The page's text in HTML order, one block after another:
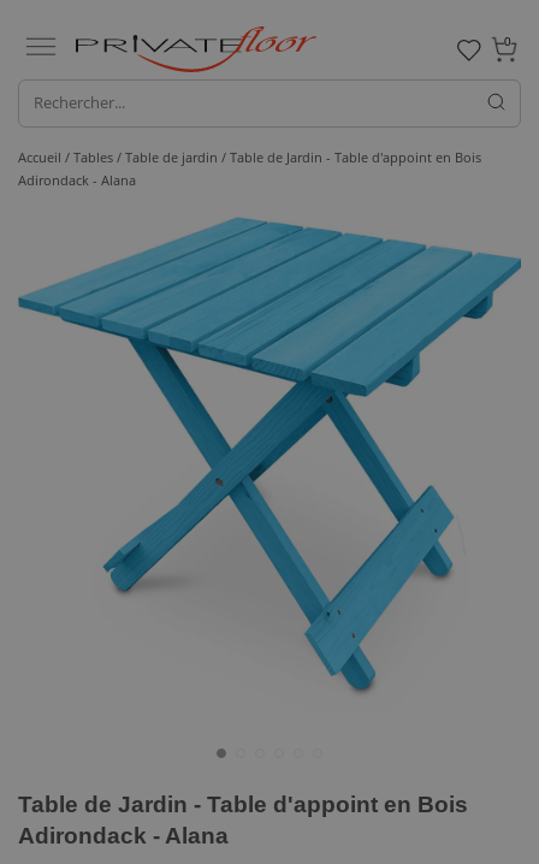
0
Accueil / Tables / Table de jardin / Table de Jardin - Table d'appoint en Bois
Adirondack - Alana
Table de Jardin - Table d'appoint en Bois
Adirondack - Alana